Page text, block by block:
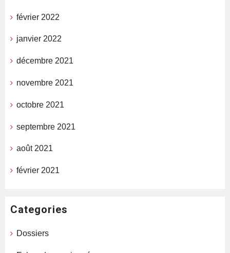
février 2022
janvier 2022
décembre 2021
novembre 2021
octobre 2021
septembre 2021
août 2021
février 2021
Categories
Dossiers